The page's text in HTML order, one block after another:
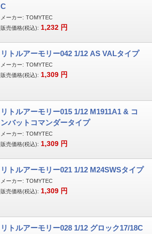
C
メーカー: TOMYTEC
販売価格(税込): 1,232 円
リトルアーモリー042 1/12 AS VALタイプ
メーカー: TOMYTEC
販売価格(税込): 1,309 円
リトルアーモリー015 1/12 M1911A1 & コ
ンバットコマンダータイプ
メーカー: TOMYTEC
販売価格(税込): 1,309 円
リトルアーモリー021 1/12 M24SWSタイプ
メーカー: TOMYTEC
販売価格(税込): 1,309 円
リトルアーモリー028 1/12 グロック17/18C